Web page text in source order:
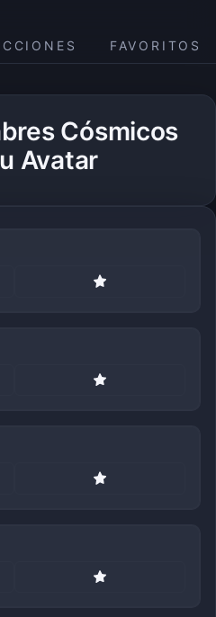
FAVORITOS
Cósmicos
Avatar